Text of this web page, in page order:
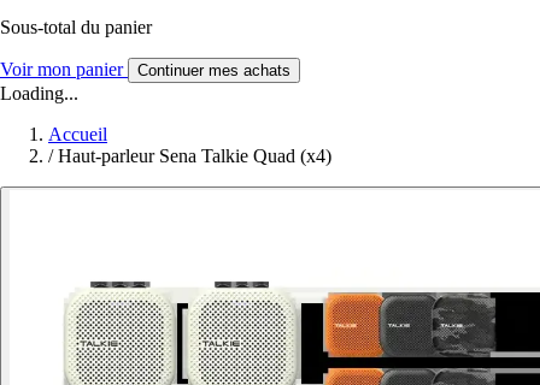
Sous-total du panier
Voir mon panier Continuer mes achats
Loading...
Accueil
/ Haut-parleur Sena Talkie Quad (x4)